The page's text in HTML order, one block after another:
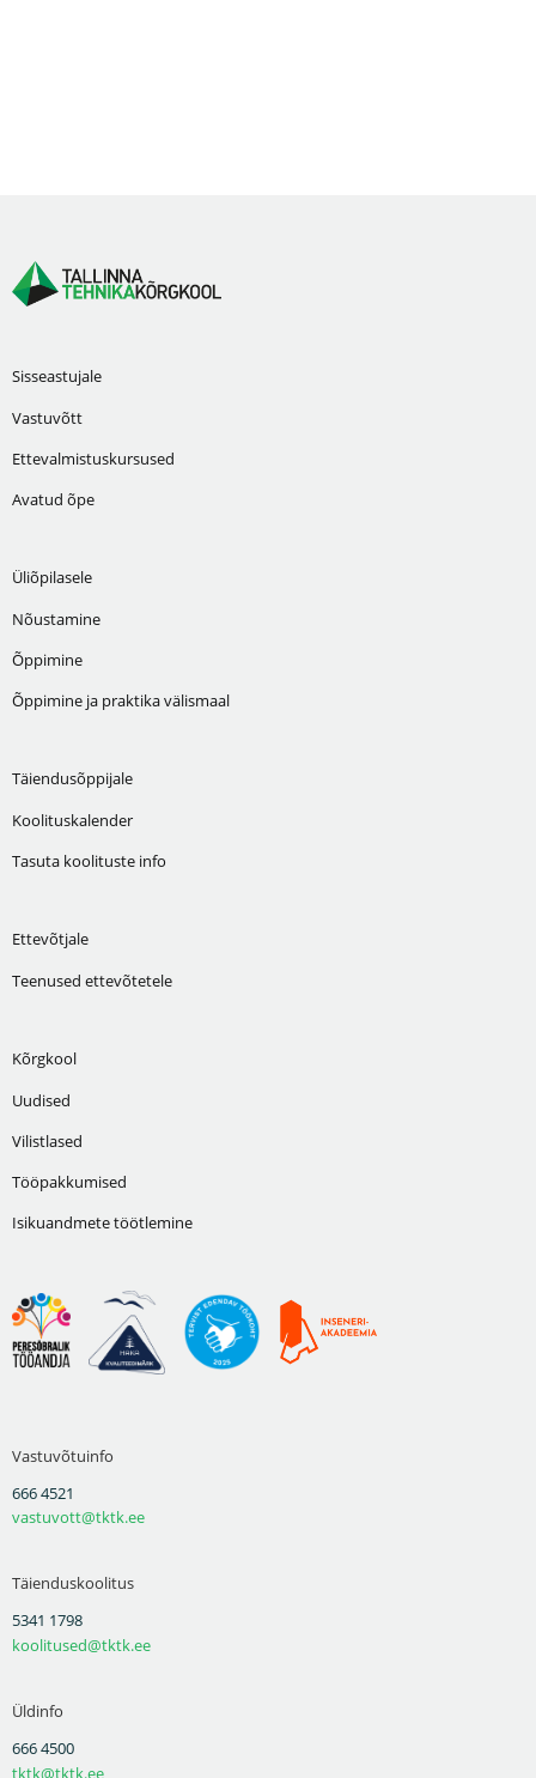
Sisseastujale
Vastuvõtt
Ettevalmistuskursused
Avatud õpe
Üliõpilasele
Nõustamine
Õppimine
Õppimine ja praktika välismaal
Täiendusõppijale
Koolituskalender
Tasuta koolituste info
Ettevõtjale
Teenused ettevõtetele
Kõrgkool
Uudised
Vilistlased
Tööpakkumised
Isikuandmete töötlemine
Vastuvõtuinfo
666 4521
vastuvott@tktk.ee
Täienduskoolitus
5341 1798
koolitused@tktk.ee
Üldinfo
666 4500
tktk@tktk.ee